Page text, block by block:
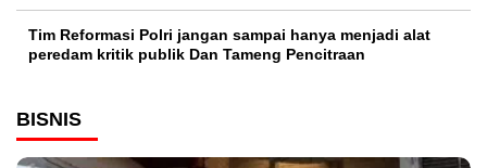
Tim Reformasi Polri jangan sampai hanya menjadi alat
peredam kritik publik Dan Tameng Pencitraan
BISNIS